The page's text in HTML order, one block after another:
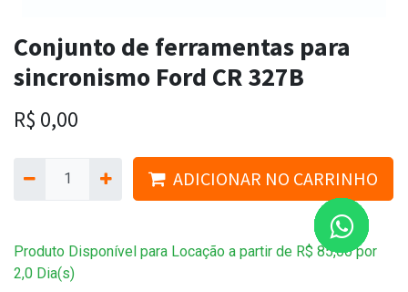
Conjunto de ferramentas para
sincronismo Ford CR 327B
R$ 0,00
ADICIONAR NO CARRINHO
Produto Disponível para Locação a partir de R$ 85,00por
2,0 Dia(s)